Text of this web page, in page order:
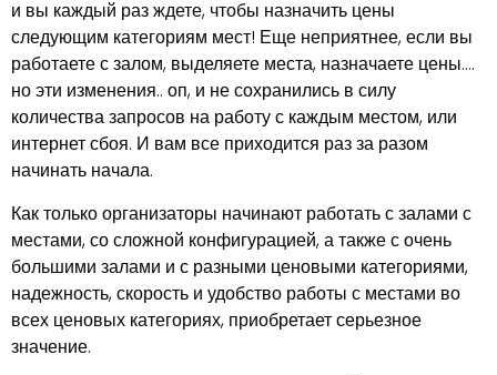
и вы каждый раз ждете, чтобы назначить цены
следующим категориям мест! Еще неприятнее, если вы
работаете с залом, выделяете места, назначаете цены….
но эти изменения.. оп, и не сохранились в силу
количества запросов на работу с каждым местом, или
интернет сбоя. И вам все приходится раз за разом
начинать начала.
Как только организаторы начинают работать с залами с
местами, со сложной конфигурацией, а также с очень
большими залами и с разными ценовыми категориями,
надежность, скорость и удобство работы с местами во
всех ценовых категориях, приобретает серьезное
значение.